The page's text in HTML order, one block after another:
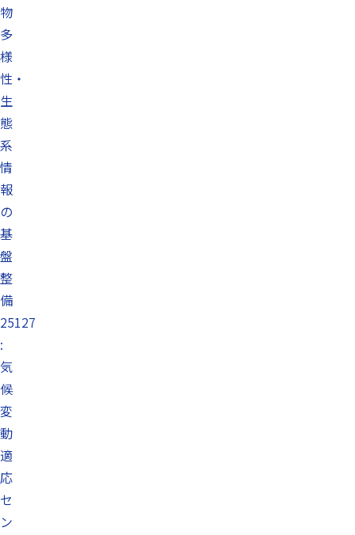
物
多
様
性・
生
態
系
情
報
の
基
盤
整
備
25127
:
気
候
変
動
適
応
セ
ン